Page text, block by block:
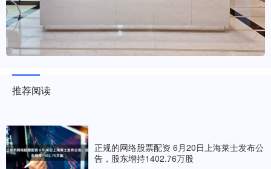
推荐阅读
正规的网络股票配资 6月20日上海莱士发布公
告，股东增持1402.76万股